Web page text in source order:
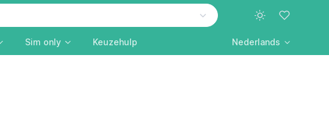
Sim only Keuzehulp Nederlands